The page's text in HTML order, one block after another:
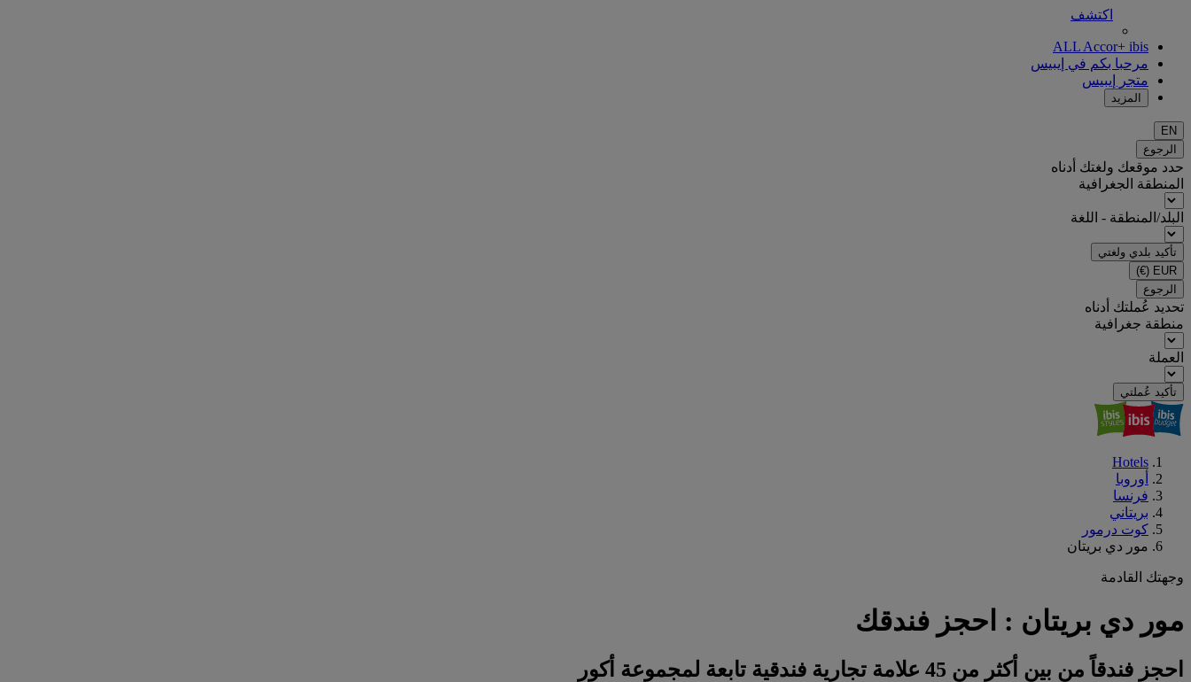
اكتشف
ALL Accor+ ibis
مرحبا بكم في إيبيس
متجر إيبيس
المزيد
EN
الرجوع
حدد موقعك ولغتك أدناه
المنطقة الجغرافية
البلد/المنطقة - اللغة
تأكيد بلدي ولغتي
EUR
(€)
الرجوع
تحديد عُملتك أدناه
منطقة جغرافية
العملة
تأكيد عُملتي
Hotels
أوروبا
فرنسا
بريتاني
كوت درمور
مور دي بريتان
وجهتك القادمة
مور دي بريتان : احجز فندقك
احجز فندقاً من بين أكثر من 45 علامة تجارية فندقية تابعة لمجموعة أكور